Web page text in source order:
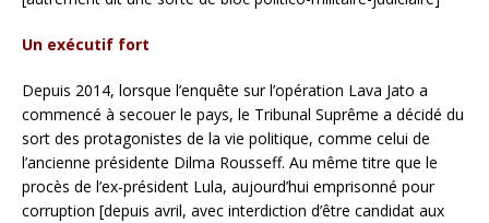
Un exécutif fort
Depuis 2014, lorsque l’enquête sur l’opération Lava Jato a
commencé à secouer le pays, le Tribunal Suprême a décidé du
sort des protagonistes de la vie politique, comme celui de
l’ancienne présidente Dilma Rousseff. Au même titre que le
procès de l’ex-président Lula, aujourd’hui emprisonné pour
corruption [depuis avril, avec interdiction d’être candidat aux